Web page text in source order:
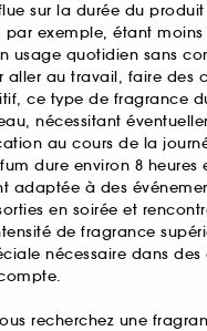
sur la durée du
par exemple, étant
usage quotidien sans
aller au travail, faire des
ce type de fragrance
nécessitant
au cours de la
dure environ 8 heures
adaptée à des
en soirée et
de fragrance
nécessaire dans des
recherchez une